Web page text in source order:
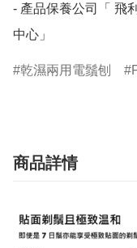
- 產品保養公司「 飛
乾濕兩用電鬚刨
商品詳情